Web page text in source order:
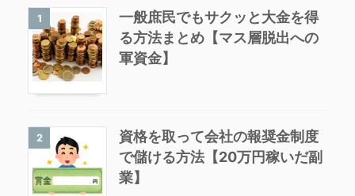
1
一般庶民でもサクッと大金を得
る方法まとめ【マス層脱出への
軍資金】
2
資格を取って会社の報奨金制度
で儲ける方法【20万円稼いだ副
業】